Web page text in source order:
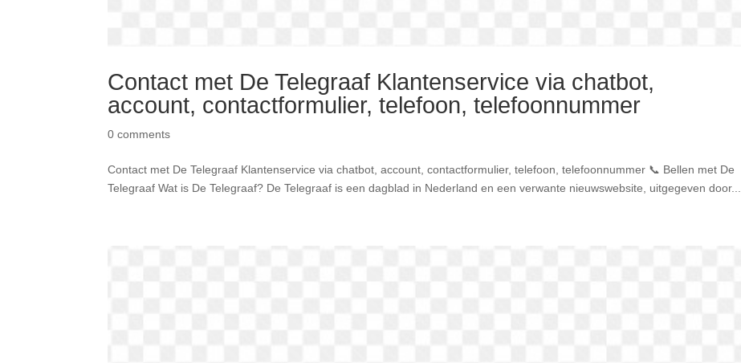
Contact met De Telegraaf Klantenservice via chatbot,
account, contactformulier, telefoon, telefoonnummer
0 comments
Contact met De Telegraaf Klantenservice via chatbot, account, contactformulier, telefoon, telefoonnummer 📞 Bellen met De
Telegraaf Wat is De Telegraaf? De Telegraaf is een dagblad in Nederland en een verwante nieuwswebsite, uitgegeven door...